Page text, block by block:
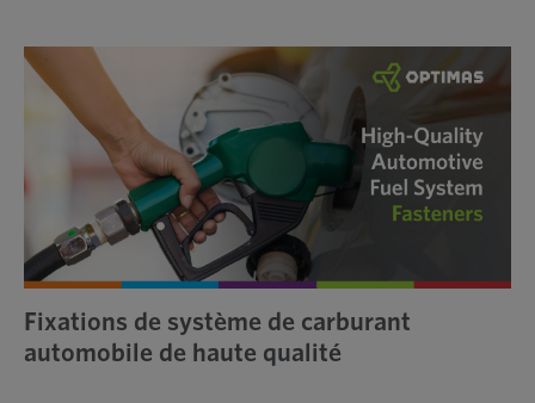
Fixations de système de carburant
automobile de haute qualité